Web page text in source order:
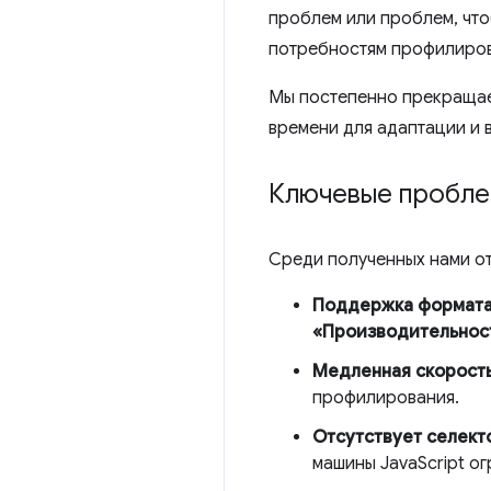
проблем или проблем,
потребностям
Мы постепенно
времени для адаптации и
Ключевые
Среди полученных нами
Поддержка
Медленная
профилирования.
Отсутствует
машины JavaScript